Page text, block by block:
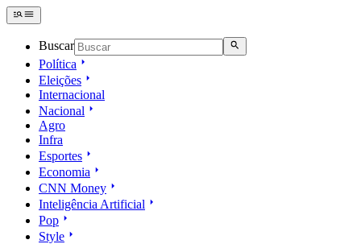
Buscar
Política
Eleições
Internacional
Nacional
Agro
Infra
Esportes
Economia
CNN Money
Inteligência Artificial
Pop
Style